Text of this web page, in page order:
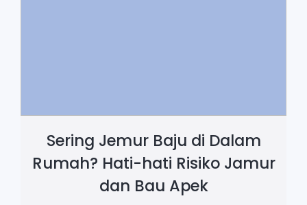
Sering Jemur Baju di Dalam
Rumah? Hati-hati Risiko Jamur
dan Bau Apek